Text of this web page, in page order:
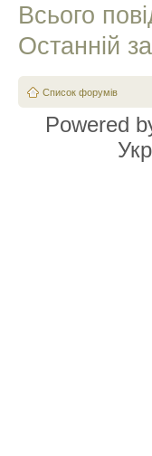
Всього
Останній
Список форумів
Powered